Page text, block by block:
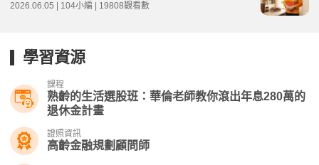
2026.06.05 | 104小編 | 19808觀看數
學習資源
課程
熟齡的生活選股班：華倫老師教你滾出年息280萬的
退休金計畫
證照資訊
高齡金融規劃顧問師